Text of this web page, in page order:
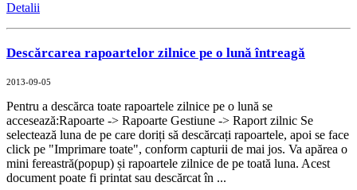
Detalii
Descărcarea rapoartelor zilnice pe o lună întreagă
2013-09-05
Pentru a descărca toate rapoartele zilnice pe o lună se
accesează:Rapoarte -> Rapoarte Gestiune -> Raport zilnic Se
selectează luna de pe care doriți să descărcați rapoartele, apoi se face
click pe "Imprimare toate", conform capturii de mai jos. Va apărea o
mini fereastră(popup) și rapoartele zilnice de pe toată luna. Acest
document poate fi printat sau descărcat în ...